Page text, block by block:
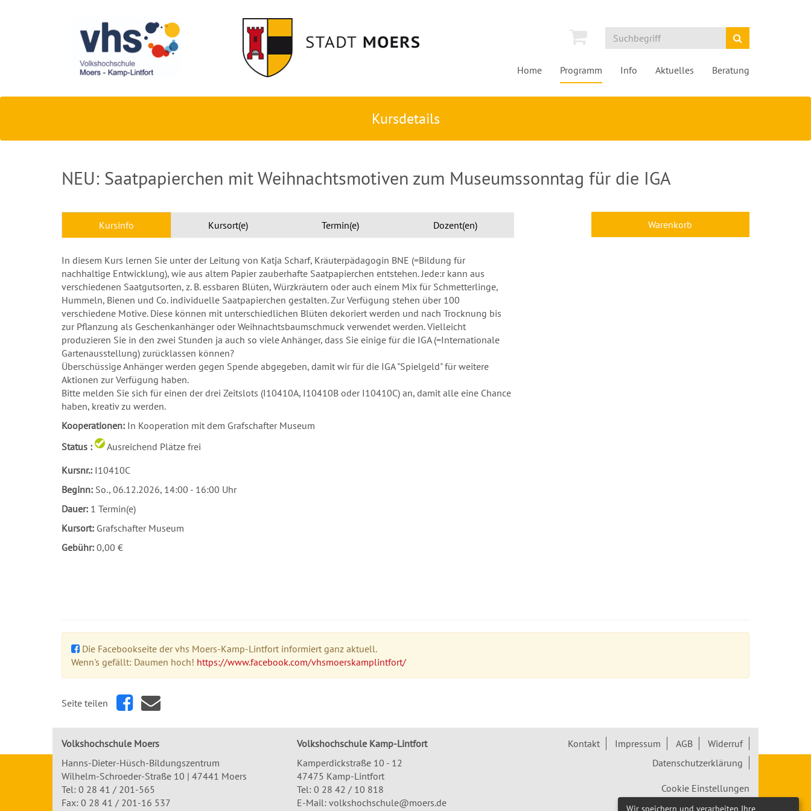
Home Programm Info Aktuelles Beratung
Kursdetails
NEU: Saatpapierchen mit Weihnachtsmotiven zum Museumssonntag für die IGA
Kursinfo Kursort(e) Termin(e) Dozent(en)
In diesem Kurs lernen Sie unter der Leitung von Katja Scharf, Kräuterpädagogin BNE (=Bildung für
nachhaltige Entwicklung), wie aus altem Papier zauberhafte Saatpapierchen entstehen. Jede:r kann aus
verschiedenen Saatgutsorten, z. B. essbaren Blüten, Würzkräutern oder auch einem Mix für Schmetterlinge,
Hummeln, Bienen und Co. individuelle Saatpapierchen gestalten. Zur Verfügung stehen über 100
verschiedene Motive. Diese können mit unterschiedlichen Blüten dekoriert werden und nach Trocknung bis
zur Pflanzung als Geschenkanhänger oder Weihnachtsbaumschmuck verwendet werden. Vielleicht
produzieren Sie in den zwei Stunden ja auch so viele Anhänger, dass Sie einige für die IGA (=Internationale
Gartenausstellung) zurücklassen können?
Überschüssige Anhänger werden gegen Spende abgegeben, damit wir für die IGA "Spielgeld" für weitere
Aktionen zur Verfügung haben.
Bitte melden Sie sich für einen der drei Zeitslots (I10410A, I10410B oder I10410C) an, damit alle eine Chance
haben, kreativ zu werden.
Kooperationen: In Kooperation mit dem Grafschafter Museum
Status :
Ausreichend Plätze frei
Kursnr.: I10410C
Beginn: So., 06.12.2026, 14:00 - 16:00 Uhr
Dauer: 1 Termin(e)
Kursort: Grafschafter Museum
Gebühr: 0,00 €
Warenkorb
Die Facebookseite der vhs Moers-Kamp-Lintfort informiert ganz aktuell.
Wenn's gefällt: Daumen hoch! https://www.facebook.com/vhsmoerskamplintfort/
Seite teilen
Volkshochschule Moers
Hanns-Dieter-Hüsch-Bildungszentrum
Wilhelm-Schroeder-Straße 10 | 47441 Moers
Tel: 0 28 41 / 201-565
Fax: 0 28 41 / 201-16 537
Volkshochschule Kamp-Lintfort
Kamperdickstraße 10 - 12
47475 Kamp-Lintfort
Tel: 0 28 42 / 10 818
E-Mail: volkshochschule@moers.de
Kontakt Impressum AGB
Widerruf
Datenschutzerklärung
Cookie Einstellungen
Wir speichern und verarbeiten Ihre